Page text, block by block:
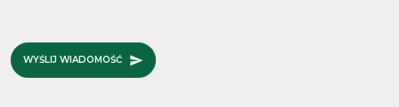
WYŚLIJ WIADOMOŚĆ